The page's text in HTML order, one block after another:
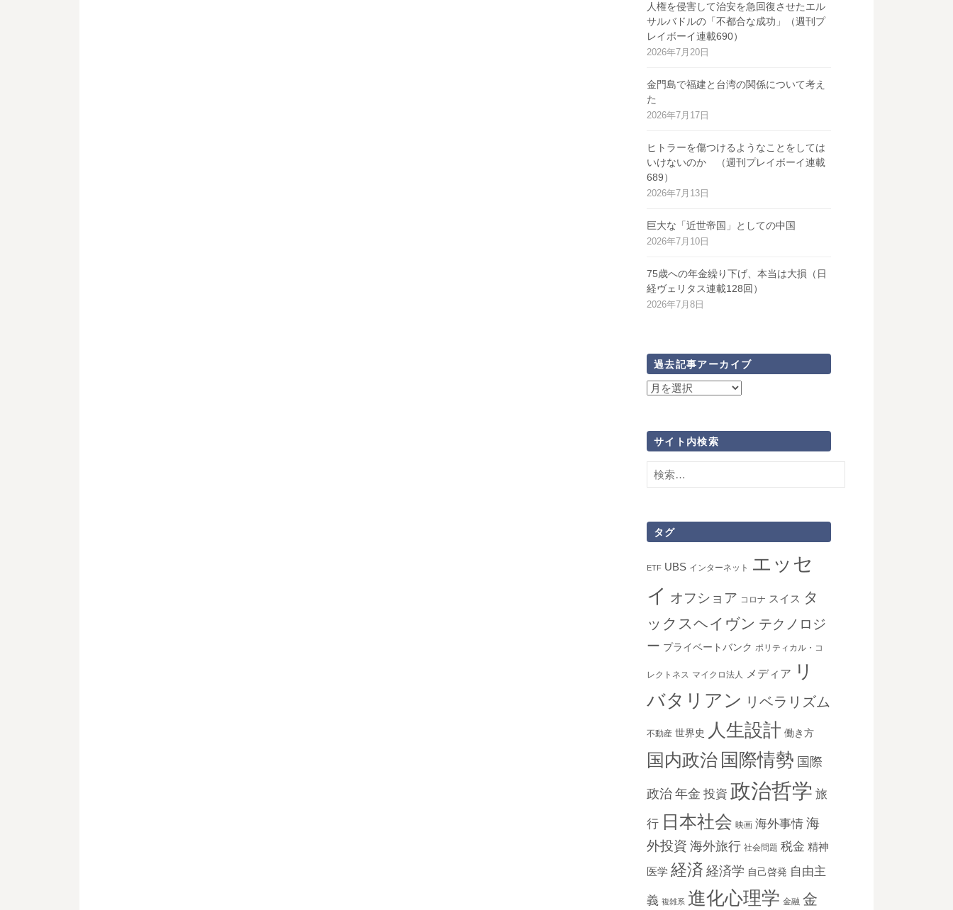
人権を侵害して治安を急回復させたエル
サルバドルの「不都合な成功」（週刊プ
レイボーイ連載690）
2026年7月20日
金門島で福建と台湾の関係について考え
た
2026年7月17日
ヒトラーを傷つけるようなことをしては
いけないのか （週刊プレイボーイ連載
689）
2026年7月13日
巨大な「近世帝国」としての中国
2026年7月10日
75歳への年金繰り下げ、本当は大損（日
経ヴェリタス連載128回）
2026年7月8日
過去記事アーカイブ
過
事
ー
カ
ブ
サイト内検索
検
索:
タグ
ETF UBS インターネット
エッセ
イ オフショア コロナ スイス タ
ックスヘイヴン テクノロジ
ー プライベートバンク ポリティカル・コ
レクトネス マイクロ法人 メディア
リ
バタリアン リベラリズム
不動産 世界史 人生設計 働き方
国内政治 国際情勢 国際
政治 年金 投資 政治哲学 旅
行 日本社会 映画 海外事情 海
外投資 海外旅行 社会問題 税金 精神
医学 経済 経済学 自己啓発 自由主
義 複雑系 進化心理学 金融 金